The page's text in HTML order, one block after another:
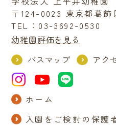
〒124-0023 東京都葛飾
TEL：03-3692-0530
幼稚園評価を見る
バスマップ
アク
ホーム
入園をご検討の保護